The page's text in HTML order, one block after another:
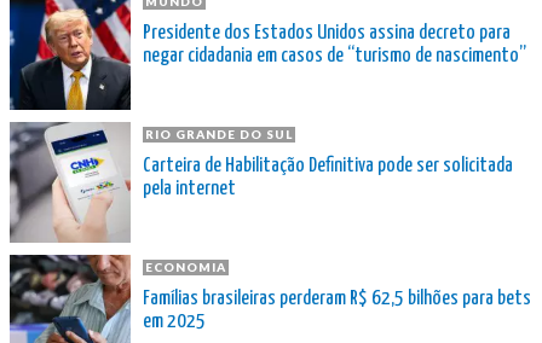
Presidente dos Estados Unidos assina decreto para
negar cidadania em casos de “turismo de nascimento”
RIO GRANDE DO SUL
Carteira de Habilitação Definitiva pode ser solicitada
pela internet
ECONOMIA
Famílias brasileiras perderam R$ 62,5 bilhões para bets
em 2025